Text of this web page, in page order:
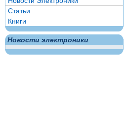
Статьи
Книги
Новости электроники